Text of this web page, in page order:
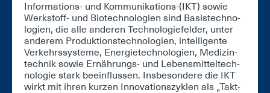
In­for­ma­ti­ons- und Kom­mu­ni­ka­ti­ons-(IKT) so­wie
Werk­stoff- und Bio­tech­no­lo­gi­en sind Ba­sis­tech­no­
lo­gi­en, die al­le an­de­ren Tech­no­lo­gie­fel­der, un­ter
an­de­rem Pro­duk­ti­ons­tech­no­lo­gi­en, in­tel­li­gen­te
Ver­kehrs­sys­te­me, En­er­gie­tech­no­lo­gi­en, Me­di­zin­
tech­nik so­wie Er­näh­rungs- und Le­bens­mit­tel­tech­
no­lo­gie stark be­ein­flus­sen. Ins­be­son­de­re die IKT
wirkt mit ih­ren kur­zen In­no­va­ti­ons­zy­klen als „Takt­